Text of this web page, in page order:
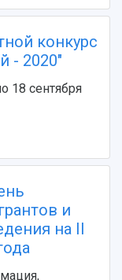
научных
конкурс
- 2020"
18 сентября
и
на II